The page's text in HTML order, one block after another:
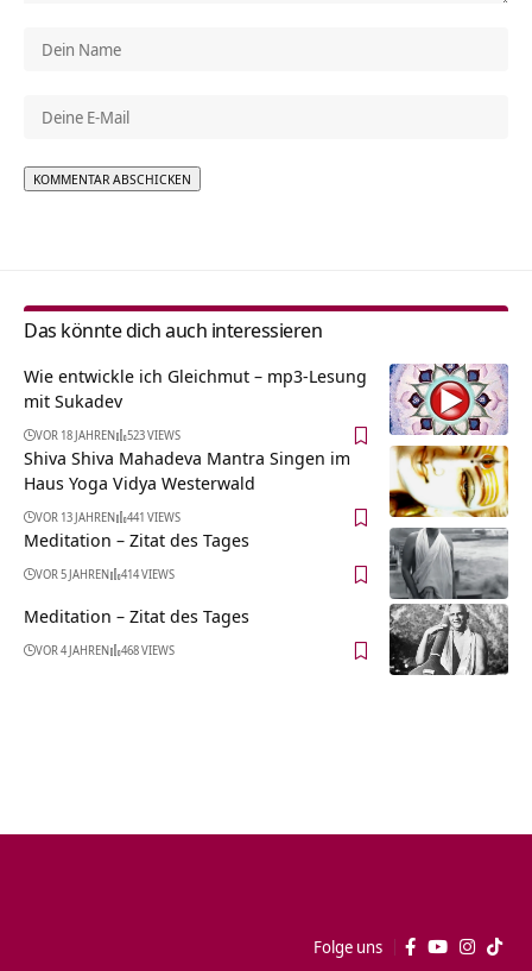
Das könnte dich auch interessieren
Wie entwickle ich Gleichmut – mp3-Lesung
mit Sukadev
VOR 18 JAHREN 523 VIEWS
Shiva Shiva Mahadeva Mantra Singen im
Haus Yoga Vidya Westerwald
VOR 13 JAHREN 441 VIEWS
Meditation – Zitat des Tages
VOR 5 JAHREN 414 VIEWS
Meditation – Zitat des Tages
VOR 4 JAHREN 468 VIEWS
Folge uns